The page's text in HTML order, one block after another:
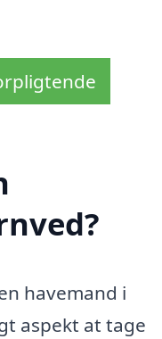
havemand i
aspekt at tage